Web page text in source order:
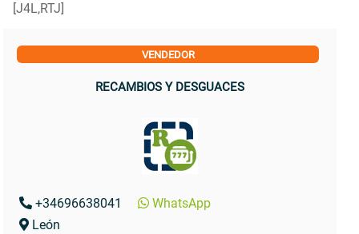
[J4L,RTJ]
VENDEDOR
RECAMBIOS Y DESGUACES
+34696638041
WhatsApp
León